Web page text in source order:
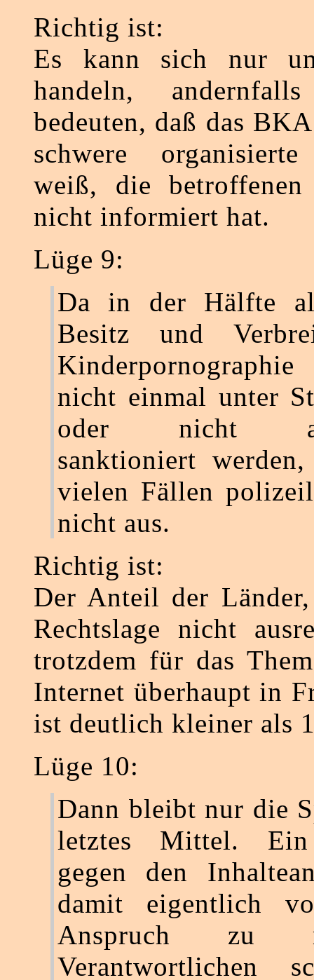
Richtig ist:
Es kann sich nur
handeln,
bedeuten, daß das
schwere
weiß, die betroffenen
nicht informiert hat.
Lüge 9:
Da in der Hälfte
Besitz und
nicht einmal unter
oder nicht
sanktioniert
vielen Fällen
nicht aus.
Richtig ist:
Der Anteil der
Rechtslage nicht
trotzdem für das
Internet überhaupt in
ist deutlich kleiner als
Lüge 10:
Dann bleibt nur die
letztes Mittel. Ein
gegen den
damit eigentlich
Anspruch zu
Verantwortlichen